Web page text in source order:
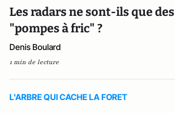
Les radars ne sont-ils que des
"pompes à fric" ?
Denis Boulard
1 min de lecture
L'ARBRE QUI CACHE LA FORET